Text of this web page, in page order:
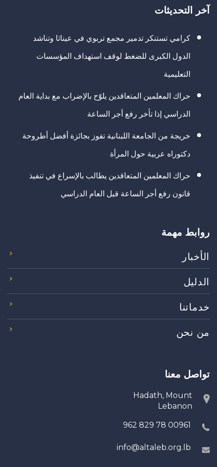
آخر التحديثات
كرامي تستنكر تدمير مجمع تربوي في عيناثا وتناشد
الدول الكبرى للضغط لوقف استهداف المؤسسات
التعليمية
حراك المعلمين المتعاقدين يلوّح بالإضراب مع بداية العام
الدراسي إذا تأخر رفع أجر الساعة
خريجة من الجامعة اللبنانية تفوز بجائزة أفضل أطروحة
دكتوراه عربية حول المرأة
حراك المعلمين المتعاقدين يطالب بالإسراع في تنفيذ
قانون رفع أجر الساعة قبل العام الدراسي
روابط مهمة
الأخبار
الدليل
خدماتنا
من نحن
تواصل معنا
Hadath, Mount
Lebanon
00961 78 829 962
info@altaleb.org.lb